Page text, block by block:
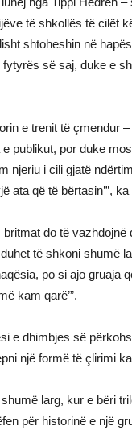
të shkollës të cilët
shtoheshin në
së saj, duke e
e trenit të çmendur
publikut, por duke
njeriu i cili gjatë
ata që të bërtasin’”,
do të
të shkoni shumë
po si ajo gruaja
kam qarë’”.
e dhimbjes së
një formë të çlirimi
larg, kur e bëri
për historinë e një